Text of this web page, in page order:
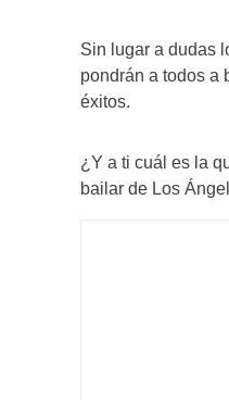
Sin lugar a dudas
pondrán a todos a
éxitos.
¿Y a ti cuál es la
bailar de Los